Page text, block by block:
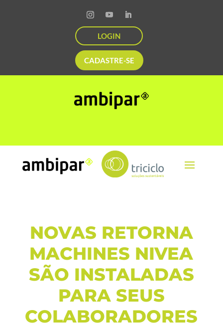
LOGIN
CADASTRE-SE
NOVAS RETORNA
MACHINES NIVEA
SÃO INSTALADAS
PARA SEUS
COLABORADORES